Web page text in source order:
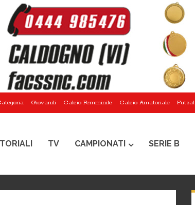
Giovanili Calcio Femminile Calcio Amatoriale Futsal
TV CAMPIONATI SERIE B